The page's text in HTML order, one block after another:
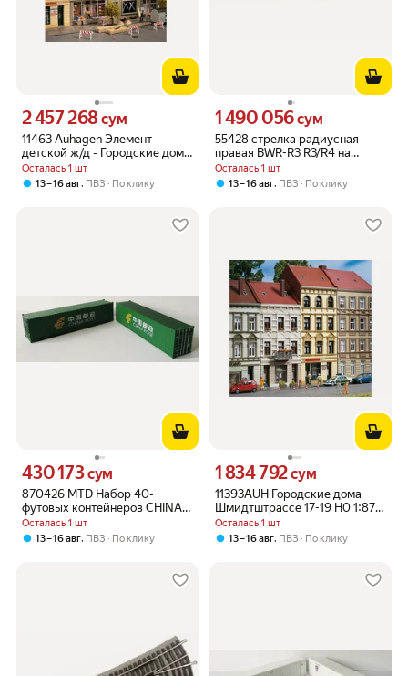
11463 Auhagen Элемент
детской ж/д - Городские дома
Шмидтштрассе 31/33 H0 1:87
16,5мм
Осталась 1 шт
Цена 2457268 сум вместо
2 457 268сум
13 – 16 авг, ПВЗ По клику
55428 стрелка радиусная
правая BWR-R3 R3/R4 на
подложке, H0 1:87 16,5 мм
Осталась 1 шт
Цена 1490056 сум вместо
1 490 056сум
13 – 16 авг, ПВЗ По клику
870426 MTD Набор 40-
футовых контейнеров CHINA
POST (2 шт.) - модель в
масштабе 1/87 для
Осталась 1 шт
Цена 430173 сум вместо
430 173сум
13 – 16 авг, ПВЗ По клику
11393AUH Городские дома
Шмидтштрассе 17-19 H0 1:87
16,5мм
Осталась 1 шт
Цена 1834792 сум вместо
1 834 792сум
13 – 16 авг, ПВЗ По клику